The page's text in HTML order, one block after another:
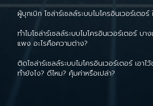
ผู้บุกเบิก โซล่าร์เซลล์ระบบไมโครอินเวอร์เตอร์
ทำไมโซล่าร์เซลล์ระบบไมโครอินเวอร์เตอร์ บาง
แพง อะไรคือความต่าง?
ติดโซล่าร์เซลล์ระบบไมโครอินเวอร์เตอร์ เอา
ทำยังไง? ดีไหม? คุ้มค่าหรือเปล่า?